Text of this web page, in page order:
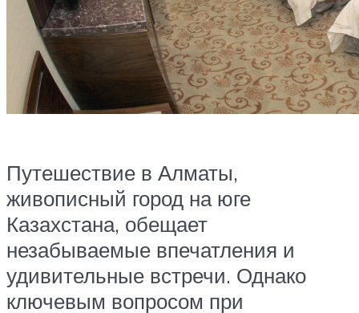
Путешествие в Алматы,
живописный город на юге
Казахстана, обещает
незабываемые впечатления и
удивительные встречи. Однако
ключевым вопросом при